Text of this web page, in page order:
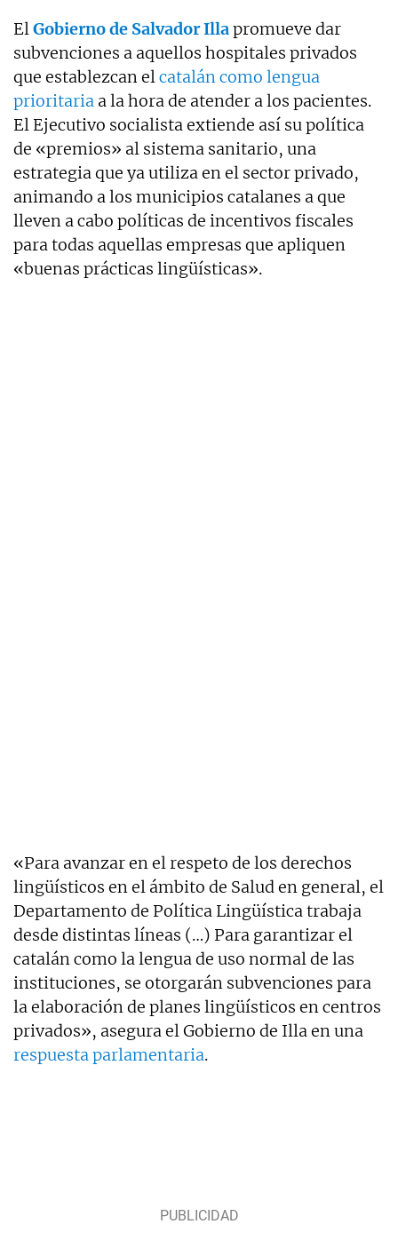
ElGobierno de Salvador Illapromueve dar
subvenciones a aquellos hospitales privados
que establezcan elcatalán como lengua
prioritaria a la hora de atender a los pacientes.
El Ejecutivo socialista extiende así su política
de «premios» al sistema sanitario, una
estrategia que ya utiliza en el sector privado,
animando a los municipios catalanes a que
lleven a cabo políticas de incentivos fiscales
para todas aquellas empresas que apliquen
«buenas prácticas lingüísticas».
«Para avanzar en el respeto de los derechos
lingüísticos en el ámbito de Salud en general, el
Departamento de Política Lingüística trabaja
desde distintas líneas (…) Para garantizar el
catalán como la lengua de uso normal de las
instituciones, se otorgarán subvenciones para
la elaboración de planes lingüísticos en centros
privados», asegura el Gobierno de Illa en una
respuesta parlamentaria.